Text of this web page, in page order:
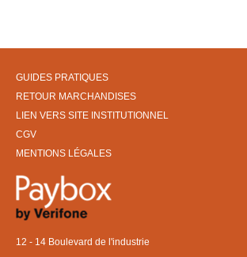
GUIDES PRATIQUES
RETOUR MARCHANDISES
LIEN VERS SITE INSTITUTIONNEL
CGV
MENTIONS LÉGALES
12 - 14 Boulevard de l'industrie